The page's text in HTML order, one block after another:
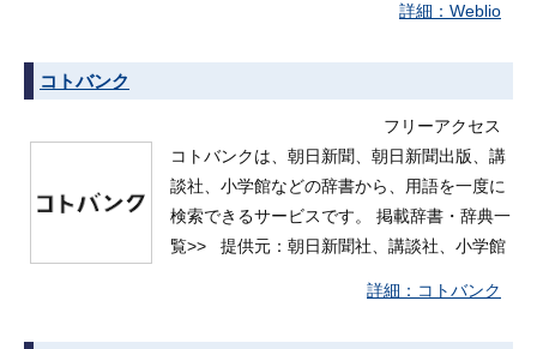
Weblio
コトバンク
フリーアクセス
コトバンクは、朝日新聞、朝日新聞出版、講
談社、小学館などの辞書から、用語を一度に
検索できるサービスです。 掲載辞書・辞典一
覧>> 提供元：朝日新聞社、講談社、小学館
コトバンク